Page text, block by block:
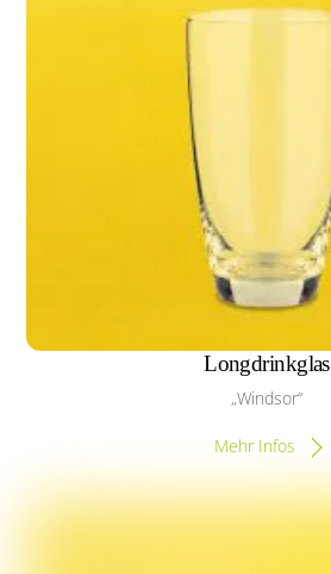
Longdrinkglas
„Windsor“
Mehr Infos